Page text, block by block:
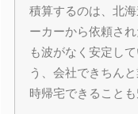
積算するのは、北
ーカーから依頼さ
も波がなく安定し
う、会社できちん
時帰宅できることも